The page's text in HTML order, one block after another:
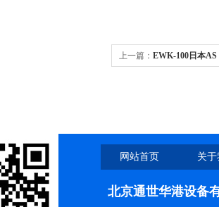
上一篇： EWK-100日本
网站首页 关
北京通世华港设备